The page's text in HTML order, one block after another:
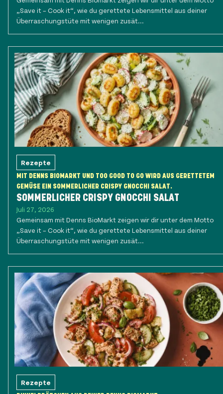
„Save it – Cook it“, wie du gerettete Lebensmittel aus deiner
Überraschungstüte mit wenigen zusät...
Rezepte
MIT DENNS BIOMARKT UND TOO GOOD TO GO WIRD AUS GERETTETEM
GEMÜSE EIN SOMMERLICHER CRISPY GNOCCHI SALAT.
SOMMERLICHER CRISPY GNOCCHI SALAT
Juli 27, 2026
Gemeinsam mit Denns BioMarkt zeigen wir dir unter dem Motto
„Save it – Cook it“, wie du gerettete Lebensmittel aus deiner
Überraschungstüte mit wenigen zusät...
Rezepte